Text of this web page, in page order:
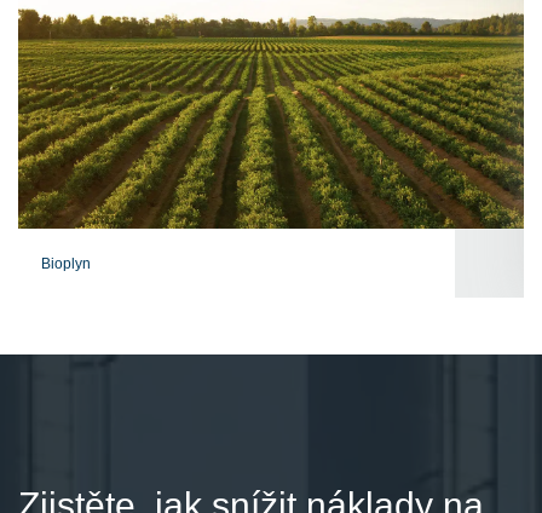
Bioplyn
Zjistěte, jak snížit náklady na